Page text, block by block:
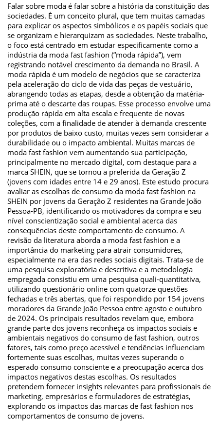
Falar sobre moda é falar sobre a história da constituição das
sociedades. É um conceito plural, que tem muitas camadas
para explicar os aspectos simbólicos e os papéis sociais que
se organizam e hierarquizam as sociedades. Neste trabalho,
o foco está centrado em estudar especificamente como a
indústria da moda fast fashion (“moda rápida”), vem
registrando notável crescimento da demanda no Brasil. A
moda rápida é um modelo de negócios que se caracteriza
pela aceleração do ciclo de vida das peças de vestuário,
abrangendo todas as etapas, desde a obtenção da matéria-
prima até o descarte das roupas. Esse processo envolve uma
produção rápida em alta escala e frequente de novas
coleções, com a finalidade de atender à demanda crescente
por produtos de baixo custo, muitas vezes sem considerar a
durabilidade ou o impacto ambiental. Muitas marcas de
moda fast fashion vem aumentando sua participação,
principalmente no mercado digital, com destaque para a
marca SHEIN, que se tornou a preferida da Geração Z
(jovens com idades entre 14 e 29 anos). Este estudo procura
avaliar as escolhas de consumo da moda fast fashion na
SHEIN por jovens da Geração Z residentes na Grande João
Pessoa-PB, identificando os motivadores da compra e seu
nível conscientização social e ambiental acerca das
consequências deste comportamento de consumo. A
revisão da literatura aborda a moda fast fashion e a
importância do marketing para atrair consumidores,
especialmente na era das redes sociais digitais. Trata-se de
uma pesquisa exploratória e descritiva e a metodologia
empregada consistiu em uma pesquisa quali-quantitativa,
utilizando questionário online com quatorze questões
fechadas e três abertas, que foi respondido por 154 jovens
moradores da Grande João Pessoa entre agosto e outubro
de 2024. Os principais resultados revelam que, embora
grande parte dos jovens reconheça os impactos sociais e
ambientais negativos do consumo de fast fashion, outros
fatores, tais como preço acessível e tendências influenciam
fortemente suas escolhas, muitas vezes superando o
esperado consumo consciente e a preocupação acerca dos
impactos negativos destas escolhas. Os resultados
pretendem fornecer insights relevantes para profissionais de
marketing, empresários e formuladores de estratégias,
explorando os impactos das marcas de fast fashion nos
comportamentos de consumo de jovens.